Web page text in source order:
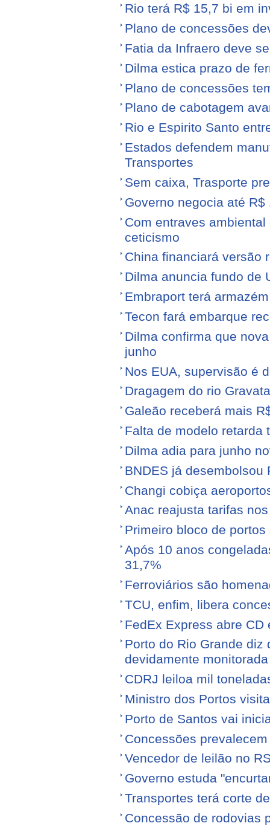
Rio terá R$ 15,7 bi em
Plano de concessões
Fatia da Infraero deve
Dilma estica prazo de
Plano de concessões
Plano de cabotagem
Rio e Espirito Santo
Estados defendem
Transportes
Sem caixa, Trasporte
Governo negocia até
Com entraves
ceticismo
China financiará versão
Dilma anuncia fundo de
Embraport terá
Tecon fará embarque
Dilma confirma que
junho
Nos EUA, supervisão é
Dragagem do rio
Galeão receberá mais
Falta de modelo retarda
Dilma adia para junho
BNDES já
Changi cobiça
Anac reajusta tarifas
Primeiro bloco de
Após 10 anos
31,7%
Ferroviários são
TCU, enfim, libera
FedEx Express abre CD
Porto do Rio Grande
devidamente monitorada
CDRJ leiloa mil
Ministro dos Portos
Porto de Santos vai
Concessões
Vencedor de leilão no
Governo estuda
Transportes terá corte
Concessão de rodovias